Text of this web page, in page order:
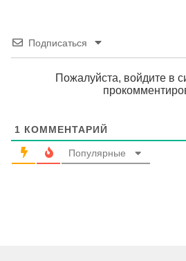
Подписаться
Пожалуйста, войдите в
1 КОММЕНТАРИЙ
Популярные